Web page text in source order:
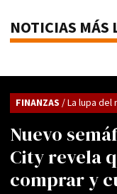
NOTICIAS MÁS
Nuevo
City revela
comprar y
FINANZAS / La lupa del